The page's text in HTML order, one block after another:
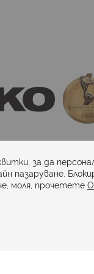
за да
пазаруване.
моля, прочетете